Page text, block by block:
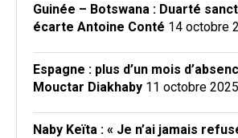
Guinée – Botswana : Duarté
écarte Antoine Conté 14 octobre
Espagne : plus d’un mois
Mouctar Diakhaby 11 octobre 2025
Naby Keïta : « Je n’ai jamais